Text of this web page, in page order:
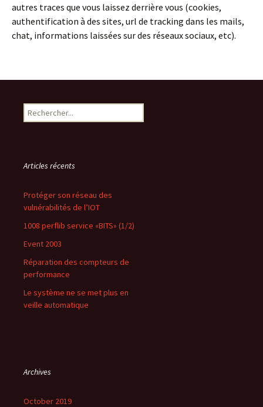
autres traces que vous laissez derrière vous (cookies,
authentification à des sites, url de tracking dans les mails,
chat, informations laissées sur des réseaux sociaux, etc).
Search
Articles récents
Protéger son réseau des
vulnérabilités de l’IOT
1008 perflib service «BITS» (1/2)
Event 2003
Réparation des compteurs de
performance
Le système ne se met plus en
veille automatique
Archives
October 2019